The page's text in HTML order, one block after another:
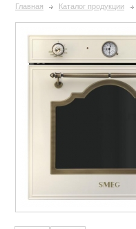
Главная Каталог продукции